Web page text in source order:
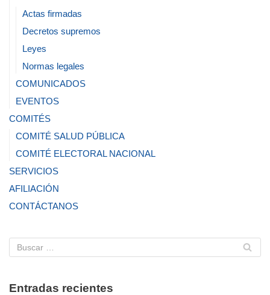
Actas firmadas
Decretos supremos
Leyes
Normas legales
COMUNICADOS
EVENTOS
COMITÉS
COMITÉ SALUD PÚBLICA
COMITÉ ELECTORAL NACIONAL
SERVICIOS
AFILIACIÓN
CONTÁCTANOS
Entradas recientes